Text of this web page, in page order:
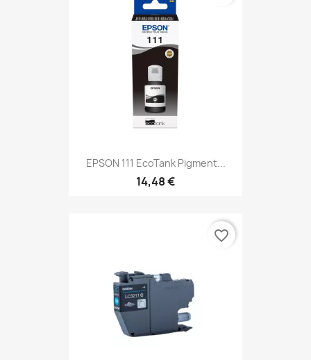
EPSON 111 EcoTank Pigment...
14,48 €
favorite_border